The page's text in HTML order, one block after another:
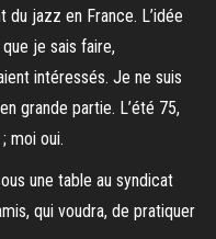
du jazz en France. L’idée
je sais faire,
intéressés. Je ne suis
grande partie. L’été 75,
moi oui.
une table au syndicat
qui voudra, de pratiquer